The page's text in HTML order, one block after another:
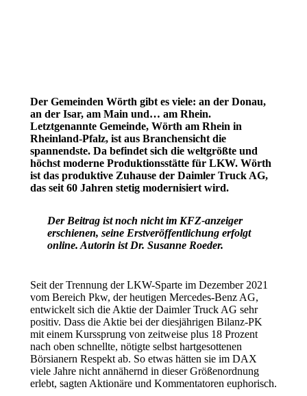
Der Gemeinden Wörth gibt es viele: an der Donau,
an der Isar, am Main und… am Rhein.
Letztgenannte Gemeinde, Wörth am Rhein in
Rheinland-Pfalz, ist aus Branchensicht die
spannendste. Da befindet sich die weltgrößte und
höchst moderne Produktionsstätte für LKW. Wörth
ist das produktive Zuhause der Daimler Truck AG,
das seit 60 Jahren stetig modernisiert wird.
Der Beitrag ist noch nicht im KFZ-anzeiger
erschienen, seine Erstveröffentlichung erfolgt
online. Autorin ist Dr. Susanne Roeder.
Seit der Trennung der LKW-Sparte im Dezember 2021
vom Bereich Pkw, der heutigen Mercedes-Benz AG,
entwickelt sich die Aktie der Daimler Truck AG sehr
positiv. Dass die Aktie bei der diesjährigen Bilanz-PK
mit einem Kurssprung von zeitweise plus 18 Prozent
nach oben schnellte, nötigte selbst hartgesottenen
Börsianern Respekt ab. So etwas hätten sie im DAX
viele Jahre nicht annähernd in dieser Größenordnung
erlebt, sagten Aktionäre und Kommentatoren euphorisch.